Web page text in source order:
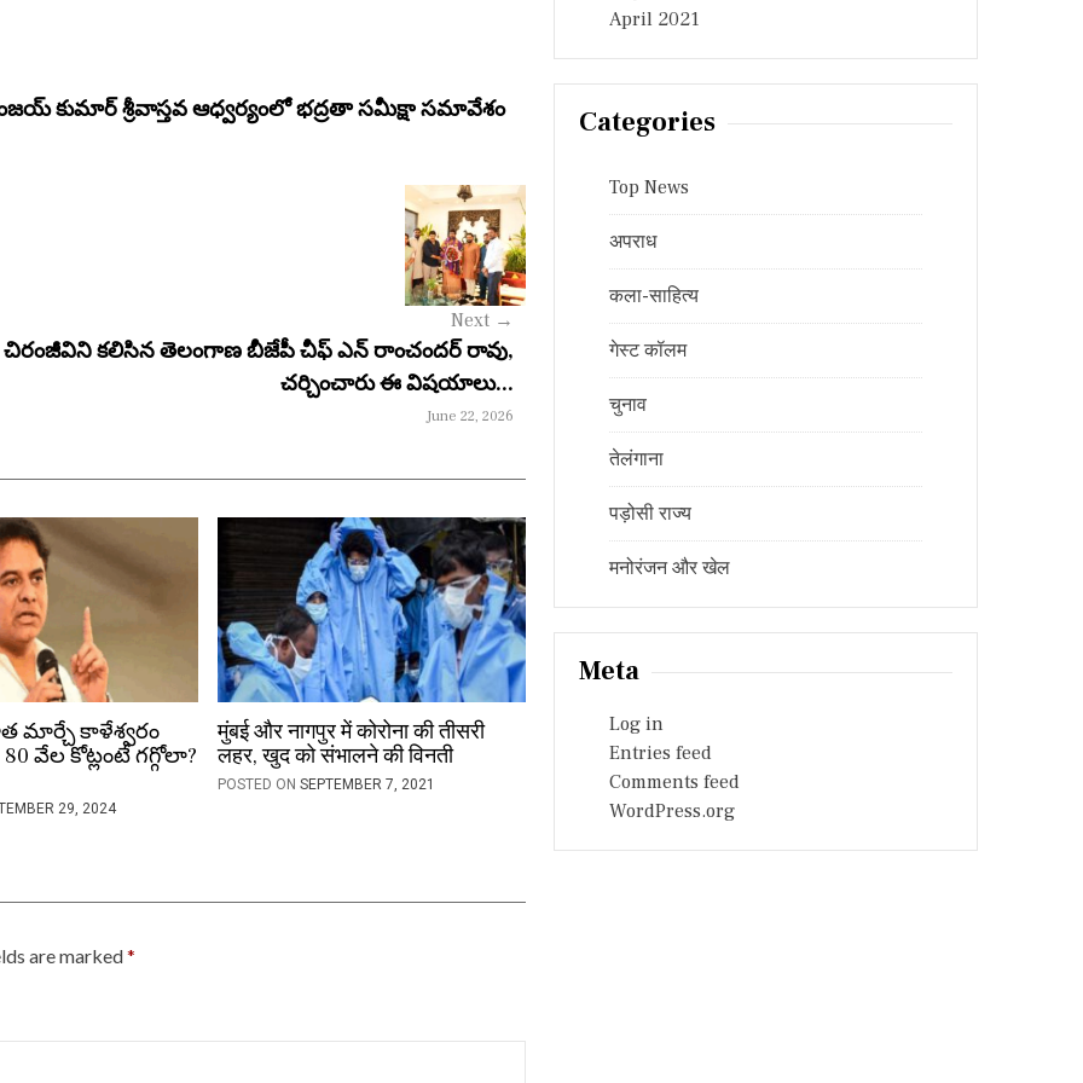
కుమార్ శ్రీవాస్తవ ఆధ్వర్యంలో భద్రతా సమీక్షా సమావేశం
Next →
కలిసిన తెలంగాణ బీజేపీ చీఫ్ ఎన్ రాంచందర్ రావు,
చర్చించారు ఈ విషయాలు...
June 22, 2026
మార్చే కాళేశ్వరం
80 వేల కోట్లంటే గగ్గోలా?
29, 2024
मुंबई और नागपुर में कोरोना की तीसरी
लहर, खुद को संभालने की विनती
POSTED ON SEPTEMBER 7, 2021
are marked*
April 2021
Categories
Top News
अपराध
कला-साहित्य
गेस्ट कॉलम
चुनाव
तेलंगाना
पड़ोसी राज्य
मनोरंजन और खेल
Meta
Log in
Entries feed
Comments feed
WordPress.org